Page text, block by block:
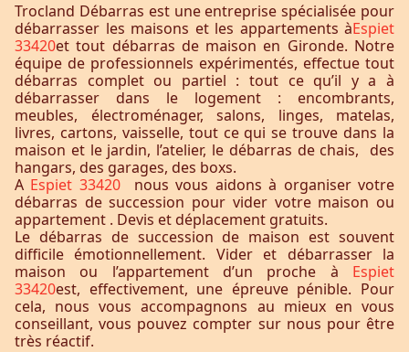
Trocland Débarras est une entreprise spécialisée pour
débarrasser les maisons et les appartements àEspiet
33420et tout débarras de maison en Gironde. Notre
équipe de professionnels expérimentés, effectue tout
débarras complet ou partiel : tout ce qu’il y a à
débarrasser dans le logement : encombrants,
meubles, électroménager, salons, linges, matelas,
livres, cartons, vaisselle, tout ce qui se trouve dans la
maison et le jardin, l’atelier, le débarras de chais, des
hangars, des garages, des boxs.
A Espiet 33420 nous vous aidons à organiser votre
débarras de succession pour vider votre maison ou
appartement . Devis et déplacement gratuits.
Le débarras de succession de maison est souvent
difficile émotionnellement. Vider et débarrasser la
maison ou l’appartement d’un proche à Espiet
33420est, effectivement, une épreuve pénible. Pour
cela, nous vous accompagnons au mieux en vous
conseillant, vous pouvez compter sur nous pour être
très réactif.